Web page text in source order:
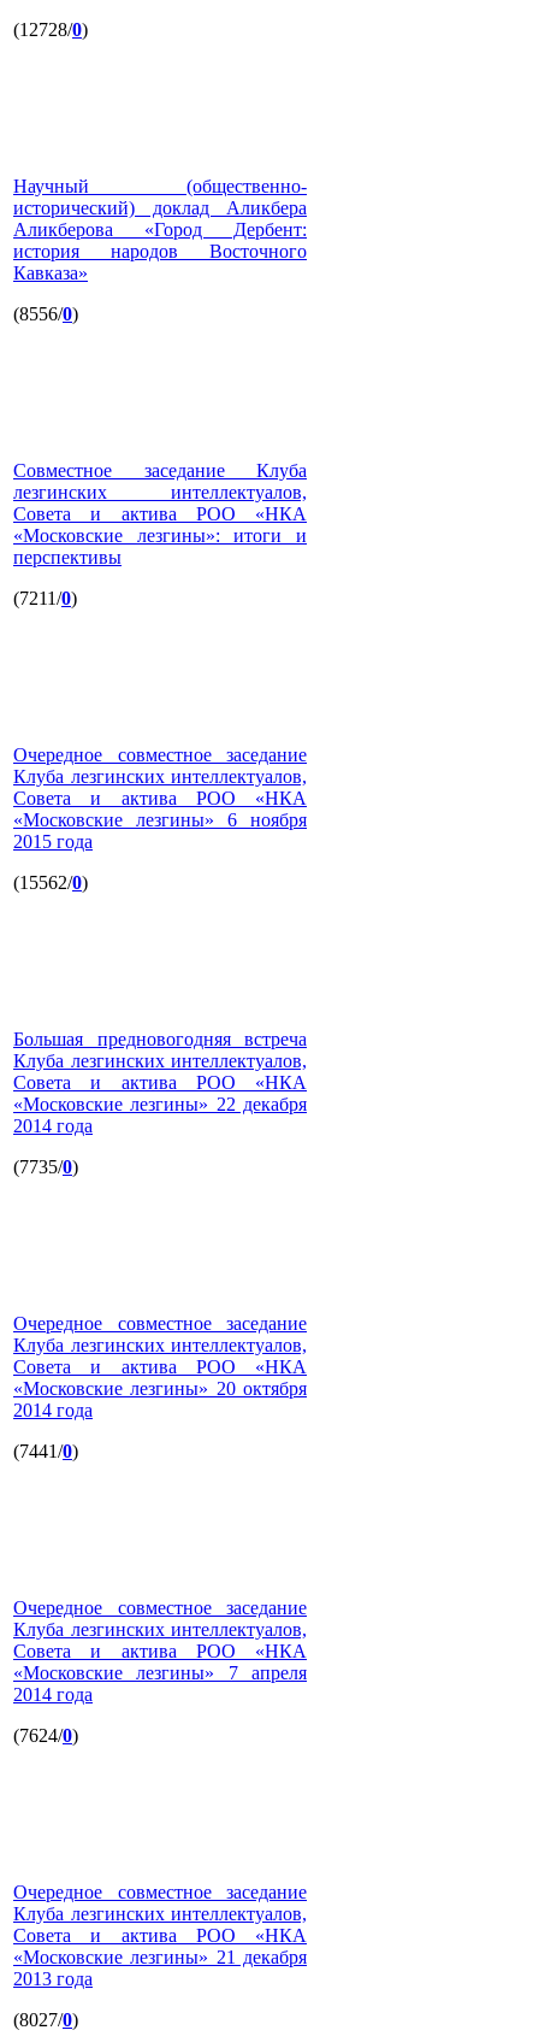
(12728/0)
Научный (общественно-
исторический) доклад Аликбера
Аликберова «Город Дербент:
история народов Восточного
Кавказа»
(8556/0)
Совместное заседание Клуба
лезгинских интеллектуалов,
Совета и актива РОО «НКА
«Московские лезгины»: итоги и
перспективы
(7211/0)
Очередное совместное заседание
Клуба лезгинских интеллектуалов,
Совета и актива РОО «НКА
«Московские лезгины» 6 ноября
2015 года
(15562/0)
Большая предновогодняя встреча
Клуба лезгинских интеллектуалов,
Совета и актива РОО «НКА
«Московские лезгины» 22 декабря
2014 года
(7735/0)
Очередное совместное заседание
Клуба лезгинских интеллектуалов,
Совета и актива РОО «НКА
«Московские лезгины» 20 октября
2014 года
(7441/0)
Очередное совместное заседание
Клуба лезгинских интеллектуалов,
Совета и актива РОО «НКА
«Московские лезгины» 7 апреля
2014 года
(7624/0)
Очередное совместное заседание
Клуба лезгинских интеллектуалов,
Совета и актива РОО «НКА
«Московские лезгины» 21 декабря
2013 года
(8027/0)